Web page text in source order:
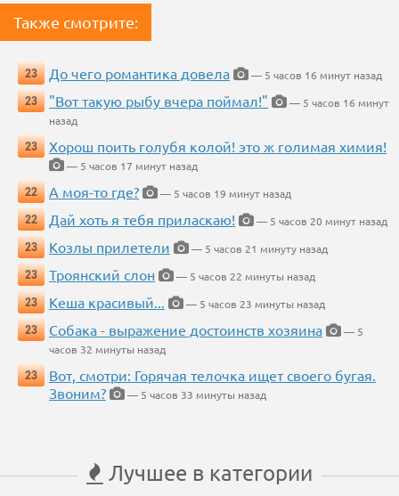
Также смотрите:
23 До чего романтика довела
— 5 часов 16 минут назад
23
"Вот такую рыбу вчера поймал!"
— 5 часов 16 минут
назад
23
Хорош поить голубя колой! это ж голимая химия!
— 5 часов 17 минут назад
22
А моя-то где?
— 5 часов 19 минут назад
22
Дай хоть я тебя приласкаю!
— 5 часов 20 минут назад
23
Козлы прилетели
— 5 часов 21 минуту назад
23
Троянский слон
— 5 часов 22 минуты назад
23
Кеша красивый...
— 5 часов 23 минуты назад
23
Собака - выражение достоинств хозяина
— 5
часов 32 минуты назад
23
Вот, смотри: Горячая телочка ищет своего бугая.
Звоним?
— 5 часов 33 минуты назад
Лучшее в категории